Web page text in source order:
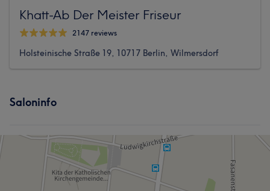
Khatt-Ab Der Meister Friseur
2147 reviews
Holsteinische Straße 19, 10717 Berlin, Wilmersdorf
Saloninfo